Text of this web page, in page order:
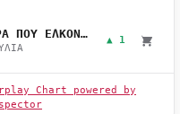
ΣΤΑ ΚΑΛΥΤΕΡΑ ΠΟΥ ΕΛΚΟΝΤΑΙ ▲ 1
Chart powered by